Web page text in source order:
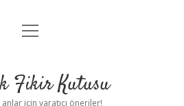
Anasayfa
Yasal Uyarı
menüyü
Fikir Kutusu
için yaratıcı öneriler!